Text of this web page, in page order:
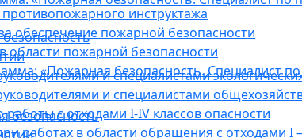
и специалистами
и специалистами
с отходами I-IV классов опасности
работах в области обращения с отходами I
инструктажа
обеспечение пожарной безопасности
пожарной безопасности
«Пожарная безопасность. Специалист
безопасность